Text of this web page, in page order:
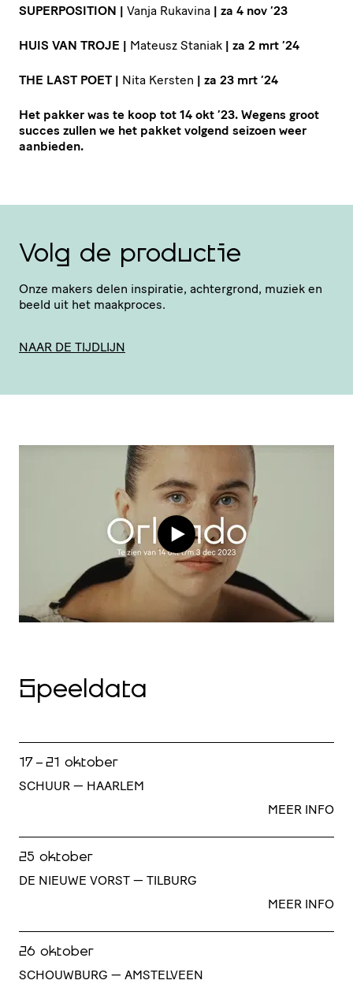
SUPER­PO­SI­TION | Vanja Rukavina | za 4 nov ’23
HUIS VAN TROJE | Mateusz Staniak | za 2 mrt ’24
THE LAST POET | Nita Kersten | za 23 mrt ’24
Het pakker was te koop tot 14 okt ’23. Wegens groot
succes zullen we het pakket volgend seizoen weer
aanbieden.
Volg de productie
Onze makers delen inspiratie, achtergrond, muziek en
beeld uit het maakproces.
NAAR DE TIJDLIJN
Speeldata
17 - 21 oktober
SCHUUR — HAARLEM
MEER INFO
25 oktober
DE NIEUWE VORST — TILBURG
MEER INFO
26 oktober
SCHOUWBURG — AMSTELVEEN